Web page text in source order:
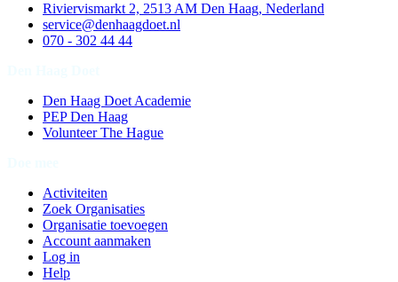
Riviervismarkt 2, 2513 AM Den Haag, Nederland
service@denhaagdoet.nl
070 - 302 44 44
Den Haag Doet Academie
PEP Den Haag
Volunteer The Hague
Activiteiten
Zoek Organisaties
Organisatie toevoegen
Account aanmaken
Log in
Help